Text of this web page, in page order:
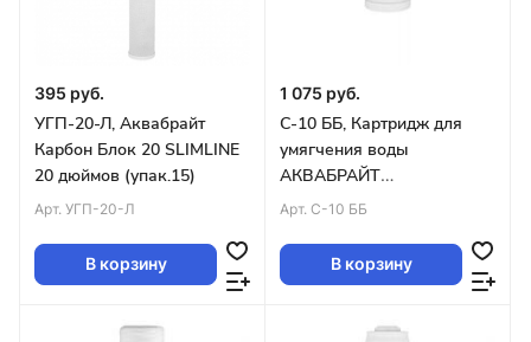
395 руб.
УГП-20-Л, Аквабрайт
Карбон Блок 20 SLIMLINE
20 дюймов (упак.15)
Арт. УГП-20-Л
В корзину
1 075 руб.
С-10 ББ, Картридж для
умягчения воды
АКВАБРАЙТ
(ионнообменая
Арт. С-10 ББ
В корзину